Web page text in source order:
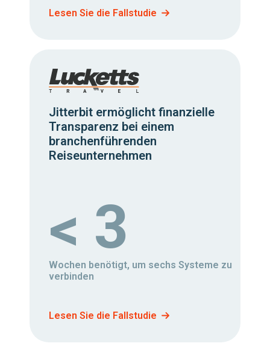
Lesen Sie die Fallstudie
Jitterbit ermöglicht finanzielle
Transparenz bei einem
branchenführenden
Reiseunternehmen
< 3
Wochen benötigt, um sechs Systeme zu
verbinden
Lesen Sie die Fallstudie